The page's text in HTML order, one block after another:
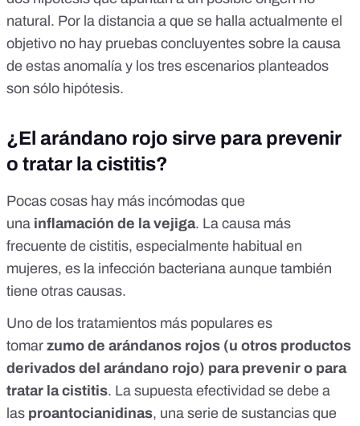
natural. Por la distancia a que se halla actualmente el
objetivo no hay pruebas concluyentes sobre la causa
de estas anomalía y los tres escenarios planteados
son sólo hipótesis.
¿El arándano rojo sirve para prevenir
o tratar la cistitis?
Pocas cosas hay más incómodas que
una inflamación de la vejiga. La causa más
frecuente de cistitis, especialmente habitual en
mujeres, es la infección bacteriana aunque también
tiene otras causas.
Uno de los tratamientos más populares es
tomar zumo de arándanos rojos (u otros productos
derivados del arándano rojo) para prevenir o para
tratar la cistitis. La supuesta efectividad se debe a
las proantocianidinas, una serie de sustancias que